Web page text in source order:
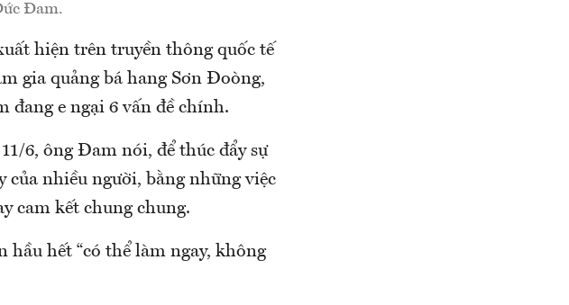
Đam.
hiện trên truyền thông quốc tế
gia quảng bá hang Sơn Đoòng,
đang e ngại 6 vấn đề chính.
6, ông Đam nói, để thúc đẩy sự
của nhiều người, bằng những việc
cam kết chung chung.
hầu hết “có thể làm ngay, không